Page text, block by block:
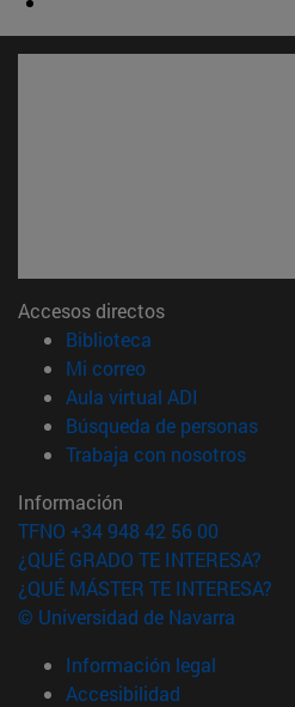
Accesos directos
Biblioteca
Mi correo(abre en nueva
Aula virtual ADI
Búsqueda de personas
Trabaja con nosotros(abre
Información
TFNO +34 948 42 56 00
¿QUÉ GRADO TE INTERESA?
¿QUÉ MÁSTER TE INTERESA?
© Universidad de Navarra
Información legal
Accesibilidad